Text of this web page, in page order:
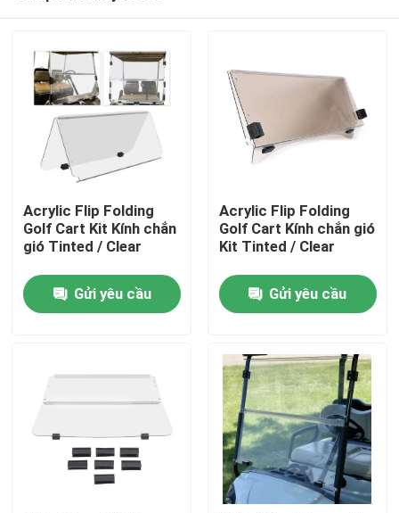
Nhà
Tham quan nhà máy
Acrylic Flip Folding
Golf Cart Kit Kính chắn
gió Tinted / Clear
Gửi yêu cầu
Acrylic Flip Folding
Golf Cart Kính chắn gió
Kit Tinted / Clear
Gửi yêu cầu